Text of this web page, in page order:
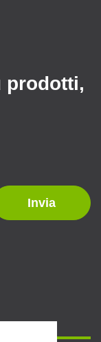
prodotti,